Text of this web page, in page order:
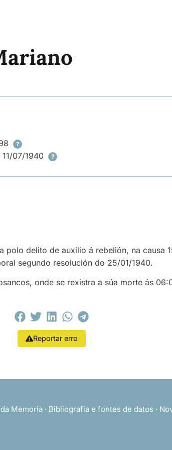
?
11/07/1940 ?
polo delito de auxilio á rebelión, na causa
segundo resolución do 25/01/1940.
onde se rexistra a súa morte ás
Reportar erro
Memoria · Bibliografía e fontes de datos ·